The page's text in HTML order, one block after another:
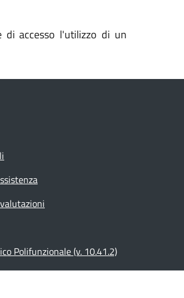
di accesso l'utilizzo di un
Polifunzionale (v. 10.41.2)